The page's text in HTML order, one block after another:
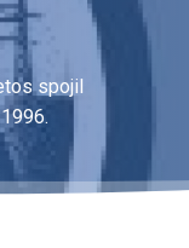
spojil